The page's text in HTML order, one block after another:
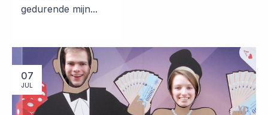
gedurende mijn...
07
JUL